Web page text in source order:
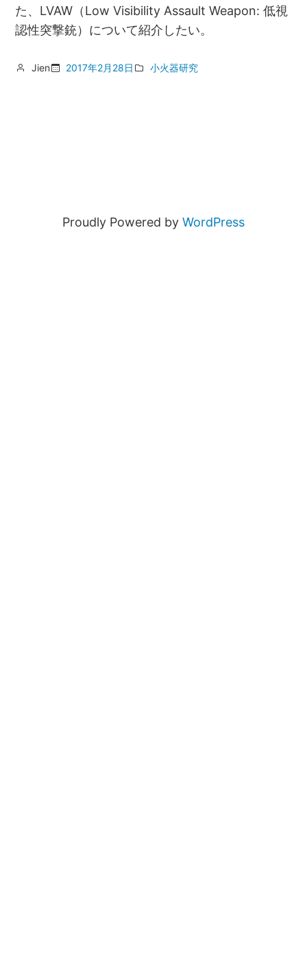
た、LVAW（Low Visibility Assault Weapon: 低視
認性突撃銃）について紹介したい。
Jien 2017年2月28日 小火器研究
Proudly Powered by WordPress